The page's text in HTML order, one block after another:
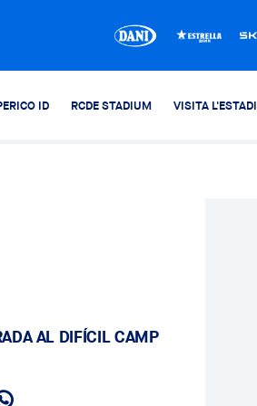
ID RCDE STADIUM VISITA L'ESTADI
AL DIFÍCIL CAMP